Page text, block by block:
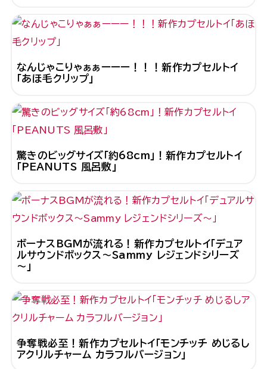
なんじゃこりゃぁぁーーー！！！新作カプセルトイ
「あほ毛クリップ」
驚きのビッグサイズ「約68cm」！新作カプセルトイ
「PEANUTS 風呂敷」
ボーナスBGMが流れる！新作カプセルトイ「デュア
ルサウンドボックス～Sammy レジェンドシリーズ
～」
争奪戦必至！新作カプセルトイ「モンチッチ めじるし
アクリルチャーム カラフルバージョン」